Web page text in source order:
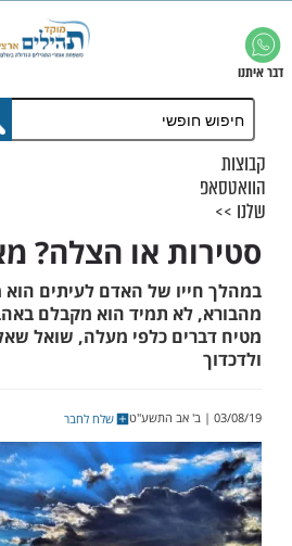
או הצלה?
של האדם לעיתים הוא מקבל
כלפי מעלה, שואל שאלות
שלח לחבר